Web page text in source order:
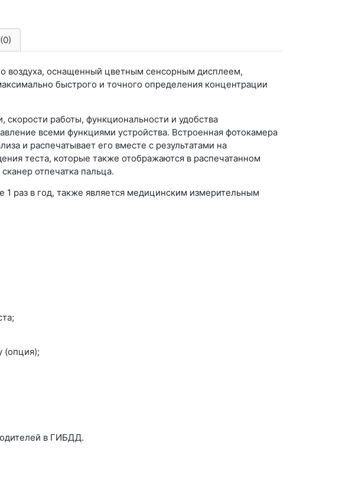
воздуха, оснащенный цветным сенсорным дисплеем,
быстрого и точного определения концентрации
работы, функциональности и удобства
всеми функциями устройства. Встроенная фотокамера
и распечатывает его вместе с результатами на
теста, которые также отображаются в распечатанном
отпечатка пальца.
раз в год, также является медицинским измерительным
(опция);
в ГИБДД.